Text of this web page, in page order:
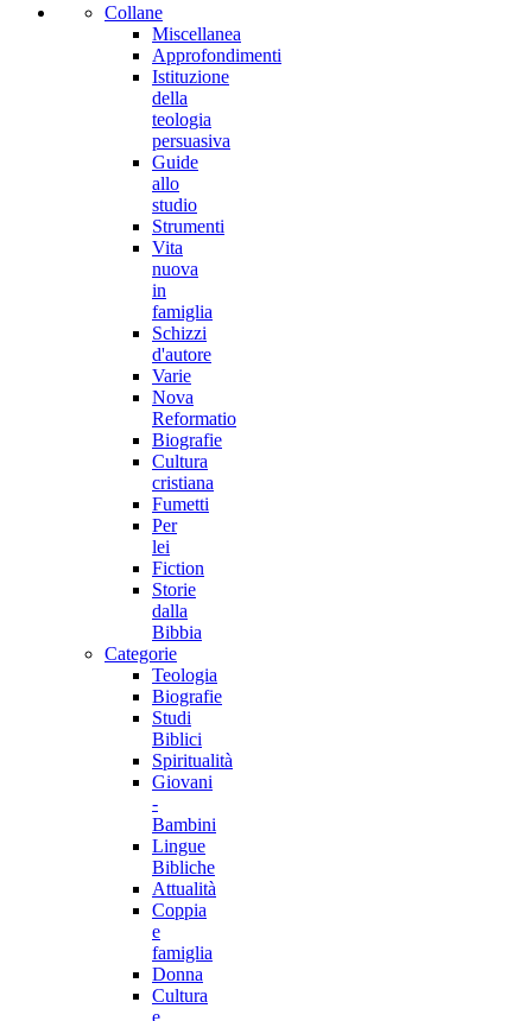
Collane
Miscellanea
Approfondimenti
Istituzione
della
teologia
persuasiva
Guide
allo
studio
Strumenti
Vita
nuova
in
famiglia
Schizzi
d'autore
Varie
Nova
Reformatio
Biografie
Cultura
cristiana
Fumetti
Per
lei
Fiction
Storie
dalla
Bibbia
Categorie
Teologia
Biografie
Studi
Biblici
Spiritualità
Giovani
-
Bambini
Lingue
Bibliche
Attualità
Coppia
e
famiglia
Donna
Cultura
e